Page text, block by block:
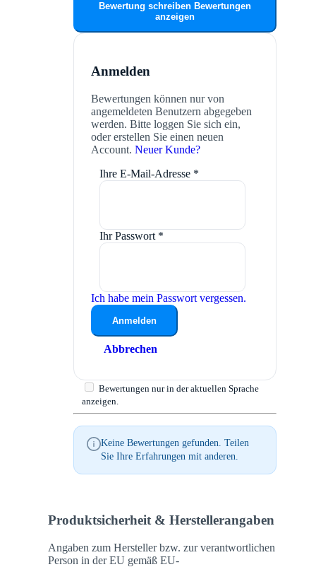
Bewertung schreiben Bewertungen
anzeigen
Anmelden
Bewertungen können nur von
angemeldeten Benutzern abgegeben
werden. Bitte loggen Sie sich ein,
oder erstellen Sie einen neuen
Account. Neuer Kunde?
Ihre E-Mail-Adresse *
Ihr Passwort *
Ich habe mein Passwort vergessen.
Anmelden
Abbrechen
Bewertungen nur in der aktuellen Sprache
anzeigen.
Keine Bewertungen gefunden. Teilen
Sie Ihre Erfahrungen mit anderen.
Produktsicherheit & Herstellerangaben
Angaben zum Hersteller bzw. zur verantwortlichen
Person in der EU gemäß EU-